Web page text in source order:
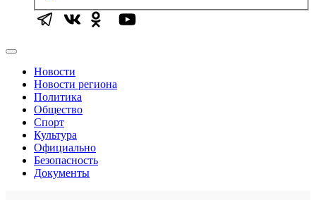
Новости
Новости региона
Политика
Общество
Спорт
Культура
Официально
Безопасность
Документы